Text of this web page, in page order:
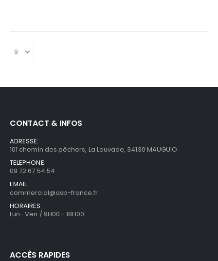
CONTACT & INFOS
ADRESSE:
101 chemin des pêchers, La Louvade, 34130 MAUGUIO
TELEPHONE:
09 72 67 54 54
EMAIL:
commercial@asb-france.fr
HORAIRES
Lun- Ven / 9H00 - 18H00
ACCÈS RAPIDES